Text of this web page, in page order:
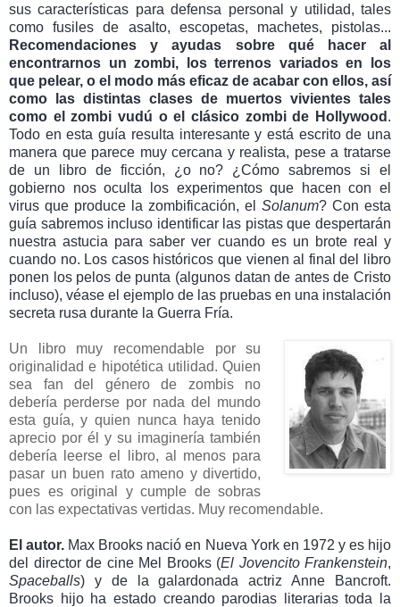
sus características para defensa personal y utilidad, tales
como fusiles de asalto, escopetas, machetes, pistolas...
Recomendaciones y ayudas sobre qué hacer al
encontrarnos un zombi, los terrenos variados en los
que pelear, o el modo más eficaz de acabar con ellos, así
como las distintas clases de muertos vivientes tales
como el zombi vudú o el clásico zombi de Hollywood .
Todo en esta guía resulta interesante y está escrito de una
manera que parece muy cercana y realista, pese a tratarse
de un libro de ficción, ¿o no? ¿Cómo sabremos si el
gobierno nos oculta los experimentos que hacen con el
virus que produce la zombificación, el Solanum? Con esta
guía sabremos incluso identificar las pistas que despertarán
nuestra astucia para saber ver cuando es un brote real y
cuando no. Los casos históricos que vienen al final del libro
ponen los pelos de punta (algunos datan de antes de Cristo
incluso), véase el ejemplo de las pruebas en una instalación
secreta rusa durante la Guerra Fría.
Un libro muy recomendable por su
originalidad e hipotética utilidad. Quien
sea fan del género de zombis no
debería perderse por nada del mundo
esta guía, y quien nunca haya tenido
aprecio por él y su imaginería también
debería leerse el libro, al menos para
pasar un buen rato ameno y divertido,
pues es original y cumple de sobras
con las expectativas vertidas. Muy recomendable.
El autor. Max Brooks nació en Nueva York en 1972 y es hijo
del director de cine Mel Brooks (El Jovencito Frankenstein,
Spaceballs) y de la galardonada actriz Anne Bancroft.
Brooks hijo ha estado creando parodias literarias toda la